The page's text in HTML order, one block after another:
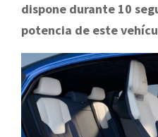
dispone durante 10
potencia de este